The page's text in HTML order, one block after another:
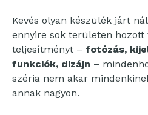
Kevés olyan készülék járt
ennyire sok területen hozott
teljesítményt – fotózás,
funkciók, dizájn –
széria nem akar
annak nagyon.